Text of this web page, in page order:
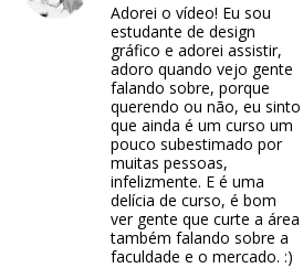
Adorei o vídeo! Eu sou
estudante de design
gráfico e adorei assistir,
adoro quando vejo gente
falando sobre, porque
querendo ou não, eu sinto
que ainda é um curso um
pouco subestimado por
muitas pessoas,
infelizmente. E é uma
delícia de curso, é bom
ver gente que curte a área
também falando sobre a
faculdade e o mercado. :)